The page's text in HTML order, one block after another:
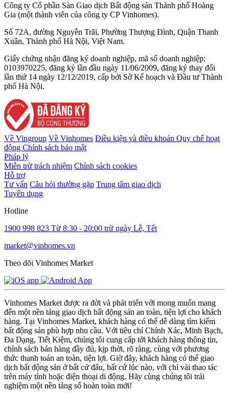
Công ty Cổ phần Sàn Giao dịch Bất động sản Thành phố Hoàng
Gia (một thành viên của công ty CP Vinhomes).
Số 72A, đường Nguyễn Trãi, Phường Thượng Đình, Quận Thanh
Xuân, Thành phố Hà Nội, Việt Nam.
Giấy chứng nhận đăng ký doanh nghiệp, mã số doanh nghiệp:
0103970225, đăng ký lần đầu ngày 11/06/2009, đăng ký thay đổi
lần thứ 14 ngày 12/12/2019, cấp bởi Sở Kế hoạch và Đầu tư Thành
phố Hà Nội.
Về Vingroup Về Vinhomes Điều kiện và điều khoản Quy chế hoạt
động Chính sách bảo mật
Pháp lý
Miễn trừ trách nhiệm Chính sách cookies
Hỗ trợ
Tư vấn Câu hỏi thường gặp Trung tâm giao dịch
Tuyển dụng
Hotline
1900 998 823 Từ 8:30 - 20:00 trừ ngày Lễ, Tết
market@vinhomes.vn
Theo dõi Vinhomes Market
Vinhomes Market được ra đời và phát triển với mong muốn mang
đến một nền tảng giao dịch bất động sản an toàn, tiện lợi cho khách
hàng. Tại Vinhomes Market, khách hàng có thể dễ dàng tìm kiếm
bất động sản phù hợp nhu cầu. Với tiêu chí Chính Xác, Minh Bạch,
Đa Dạng, Tiết Kiệm, chúng tôi cung cấp tới khách hàng thông tin,
chính sách bán hàng đầy đủ, kịp thời, rõ ràng, cùng với phương
thức thanh toán an toàn, tiện lợi. Giờ đây, khách hàng có thể giao
dịch bất động sản ở bất cứ đâu, bất cứ lúc nào, với chỉ vài thao tác
trên máy tính hoặc điện thoại di động. Hãy cùng chúng tôi trải
nghiệm một nền tảng số hoàn toàn mới!